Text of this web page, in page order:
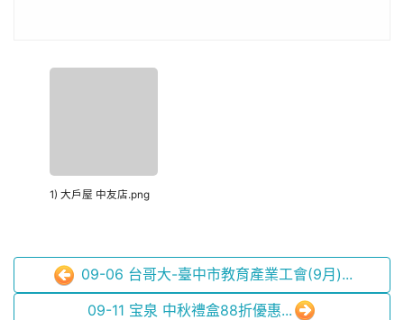
1) 大戶屋 中友店.png
09-06 台哥大-臺中市教育產業工會(9月)...
09-11 宝泉 中秋禮盒88折優惠...